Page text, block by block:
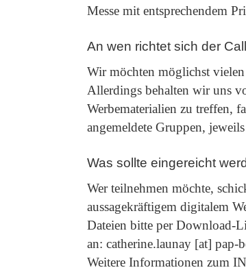
Messe mit entsprechendem
An wen richtet sich der
Wir möchten möglichst
Allerdings behalten wir uns
Werbematerialien zu treffen,
angemeldete Gruppen,
Was sollte eingereicht
Wer teilnehmen möchte,
aussagekräftigem digitalem
Dateien bitte per Download-
an: catherine.launay [at] pap-
Weitere Informationen zum